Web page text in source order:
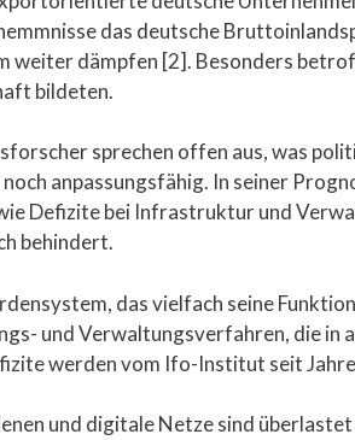
das deutsche
weiter dämpfen [2]. Besonders
bildeten.
sprechen offen aus, was
anpassungsfähig. In seiner
Defizite bei Infrastruktur und
behindert.
das vielfach seine
und Verwaltungsverfahren, die in
werden vom Ifo-Institut seit
und digitale Netze sind